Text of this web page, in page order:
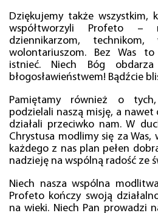
Dziękujemy także wszystkim,
współtworzyli Profeto –
dziennikarzom, technikom,
wolontariuszom. Bez Was
istnieć. Niech Bóg
błogosławieństwem! Bądźcie
Pamiętamy również o
podzielali naszą misję, a
działali przeciwko nam. W
Chrystusa modlimy się za Was,
każdego z nas plan pełen
nadzieję na wspólną radość ze
Niech nasza wspólna
Profeto kończy swoją
na wieki. Niech Pan prowadzi